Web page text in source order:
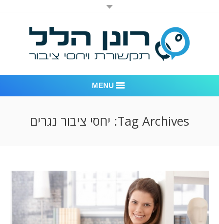
MENU
לקוחות – משרד יחסי ציבור רונן הלל
חדר חדשות
המלצות
Tag Archives: יחסי ציבור נגרים